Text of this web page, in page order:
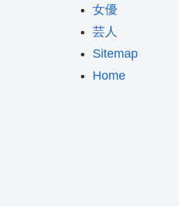
女優
芸人
Sitemap
Home